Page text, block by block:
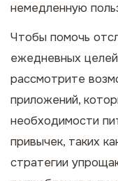
немедленную
Чтобы помочь
ежедневных
рассмотрите
приложений,
необходимости
привычек, таких
стратегии